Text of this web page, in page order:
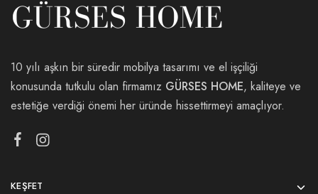
10 yılı aşkın bir süredir mobilya tasarımı ve el işçiliği
konusunda tutkulu olan firmamız GÜRSES HOME, kaliteye ve
estetiğe verdiği önemi her üründe hissettirmeyi amaçlıyor.
KEŞFET